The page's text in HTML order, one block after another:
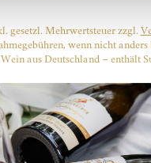
gesetzl. Mehrwertsteuer zzgl.
wenn nicht anders
Wein aus Deutschland – enthält